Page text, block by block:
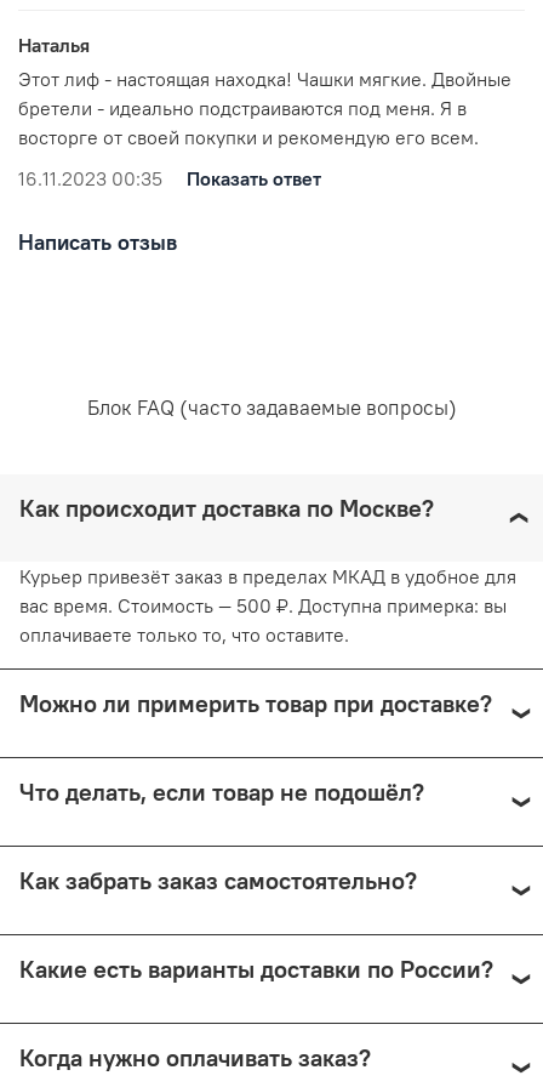
Наталья
Этот лиф - настоящая находка! Чашки мягкие. Двойные
бретели - идеально подстраиваются под меня. Я в
восторге от своей покупки и рекомендую его всем.
16.11.2023 00:35
Показать ответ
Написать отзыв
Блок FAQ (часто задаваемые вопросы)
Как происходит доставка по Москве?
Курьер привезёт заказ в пределах МКАД в удобное для
вас время. Стоимость — 500 ₽. Доступна примерка: вы
оплачиваете только то, что оставите.
Можно ли примерить товар при доставке?
СДЭК с примеркой. Первые 15 минут — бесплатно.
Что делать, если товар не подошёл?
Почтой России (в этом случае возврат невозможен).
Как забрать заказ самостоятельно?
Малый Николопесковский пер., 4 (м. Арбатская). Срок
Какие есть варианты доставки по России?
России (по её тарифам). СДЭК предлагает доставку до
Когда нужно оплачивать заказ?